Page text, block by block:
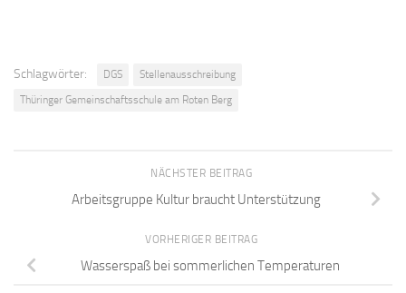
Schlagwörter: DGS
Stellenausschreibung
Thüringer Gemeinschaftsschule am Roten Berg
NÄCHSTER BEITRAG
Arbeitsgruppe Kultur braucht Unterstützung
VORHERIGER BEITRAG
Wasserspaß bei sommerlichen Temperaturen